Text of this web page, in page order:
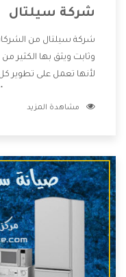
شركة سيلتال
شركة سيلتال من
وثابت ويثق بها الكثير
لأنها تعمل على تطوير
وتقدم للعملاء أقوى
مشاهدة المزيد